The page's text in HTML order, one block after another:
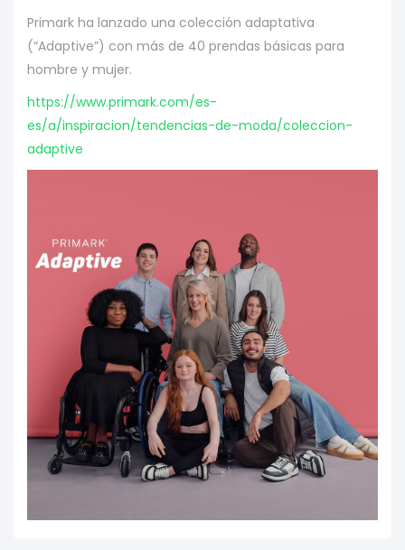
Primark ha lanzado una colección adaptativa
(“Adaptive”) con más de 40 prendas básicas para
hombre y mujer.
https://www.primark.com/es-
es/a/inspiracion/tendencias-de-moda/coleccion-
adaptive